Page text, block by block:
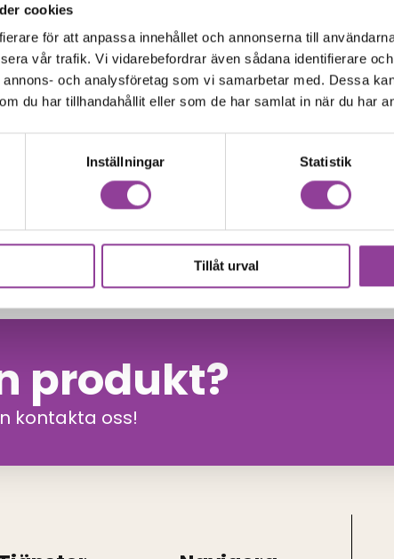
cookies
för att anpassa innehållet och annonserna till
vår trafik. Vi vidarebefordrar även sådana identifierare
och analysföretag som vi samarbetar med. Dessa
du har tillhandahållit eller som de har samlat in när du har
Inställningar Statistik
Tillåt urval
produkt?
kontakta oss!